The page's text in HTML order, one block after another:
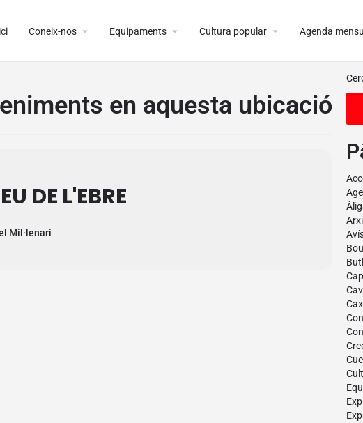
Coneix-nos arrow_drop_down Equipaments arrow_drop_down Cultura popular arrow_drop_down Agenda
en aquesta ubicació
DE L'EBRE
Mil·lenari
Bou